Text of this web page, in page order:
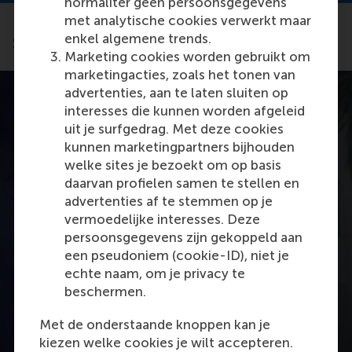
met analytische cookies verwerkt maar
enkel algemene trends.
Marketing cookies worden gebruikt om
marketingacties, zoals het tonen van
advertenties, aan te laten sluiten op
interesses die kunnen worden afgeleid
uit je surfgedrag. Met deze cookies
kunnen marketingpartners bijhouden
welke sites je bezoekt om op basis
daarvan profielen samen te stellen en
advertenties af te stemmen op je
vermoedelijke interesses. Deze
persoonsgegevens zijn gekoppeld aan
een pseudoniem (cookie-ID), niet je
echte naam, om je privacy te
beschermen.
Met de onderstaande knoppen kan je
kiezen welke cookies je wilt accepteren.
Successverhaal
Open popup met video